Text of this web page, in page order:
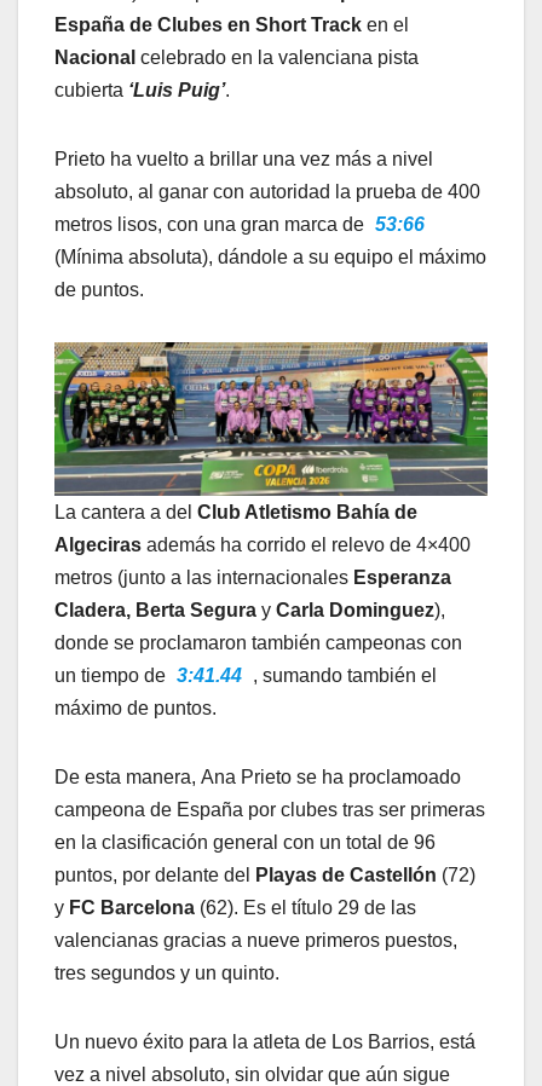
España de Clubes en Short Track en el
Nacional celebrado en la valenciana pista
cubierta ‘Luis Puig’.
Prieto ha vuelto a brillar una vez más a nivel
absoluto, al ganar con autoridad la prueba de 400
metros lisos, con una gran marca de 53:66
(Mínima absoluta), dándole a su equipo el máximo
de puntos.
La cantera a del Club Atletismo Bahía de
Algeciras además ha corrido el relevo de 4×400
metros (junto a las internacionales Esperanza
Cladera, Berta Segura y Carla Dominguez),
donde se proclamaron también campeonas con
un tiempo de 3:41.44 , sumando también el
máximo de puntos.
De esta manera, Ana Prieto se ha proclamoado
campeona de España por clubes tras ser primeras
en la clasificación general con un total de 96
puntos, por delante del
Playas de Castellón (72)
y FC Barcelona (62). Es el título 29 de las
valencianas gracias a nueve primeros puestos,
tres segundos y un quinto.
Un nuevo éxito para la atleta de Los Barrios, está
vez a nivel absoluto, sin olvidar que aún sigue